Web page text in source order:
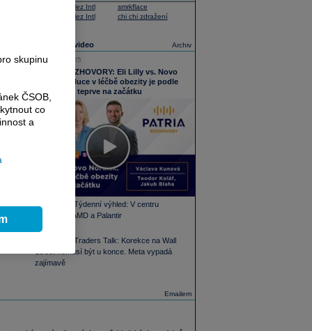
Mondelez Intl
smrkflace
Mondelez Intl chi chi zdražení
Archiv
Nejnovější video
05.08.2026 16:05
PODCAST ROZHOVORY: Eli Lilly vs. Novo
Nordisk. Revoluce v léčbě obezity je podle
MUDr. Kunové teprve na začátku
PODCAST Týdenní výhled: V centru
pozornosti AMD a Palantir
PODCAST Traders Talk: Korekce na Wall
Street nemusí být u konce. Meta vypadá
zajímavě
Emailem
skupinu
ČSOB,
co
a